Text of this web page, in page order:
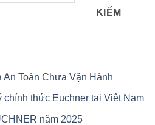
KIẾM
Toàn Chưa Vận Hành
chính thức Euchner tại Việt Nam
năm 2025